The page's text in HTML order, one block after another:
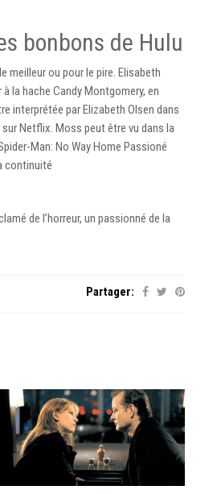
bonbons de Hulu
meilleur ou pour le pire. Elisabeth
la hache Candy Montgomery, en
interprétée par Elizabeth Olsen dans
Netflix. Moss peut être vu dans la
Man: No Way Home Passioné
continuité
de l’horreur, un passionné de la
Partager: